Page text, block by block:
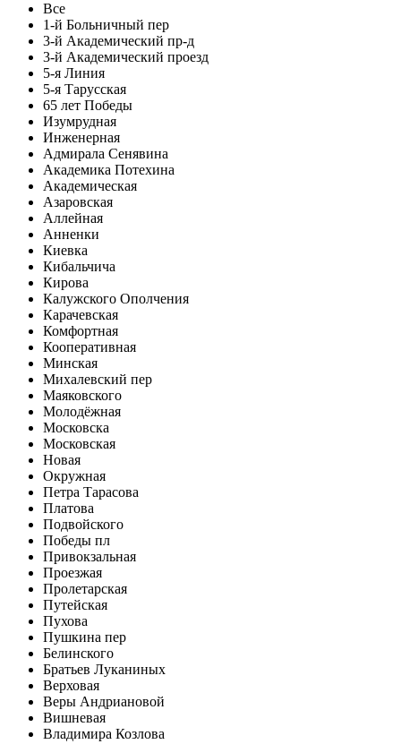
Все
1-й Больничный пер
3-й Академический пр-д
3-й Академический проезд
5-я Линия
5-я Тарусская
65 лет Победы
Изумрудная
Инженерная
Адмирала Сенявина
Академика Потехина
Академическая
Азаровская
Аллейная
Анненки
Киевка
Кибальчича
Кирова
Калужского Ополчения
Карачевская
Комфортная
Кооперативная
Минская
Михалевский пер
Маяковского
Молодёжная
Московска
Московская
Новая
Окружная
Петра Тарасова
Платова
Подвойского
Победы пл
Привокзальная
Проезжая
Пролетарская
Путейская
Пухова
Пушкина пер
Белинского
Братьев Луканиных
Верховая
Веры Андриановой
Вишневая
Владимира Козлова